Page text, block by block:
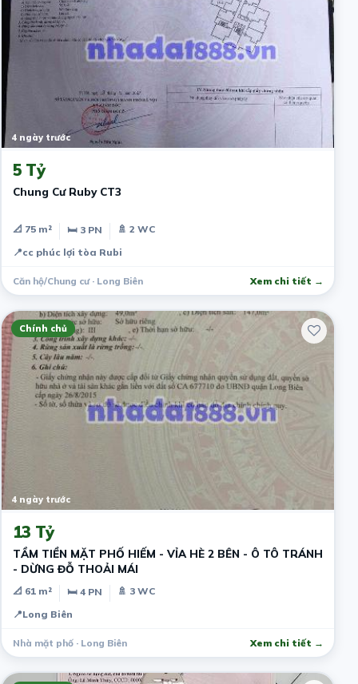
4 ngày trước
5 Tỷ
Chung Cư Ruby CT3
📐 75 m² 🛏 3 PN
🚿 2 WC
📍cc phúc lợi tòa Rubi
Căn hộ/Chung cư · Long Biên Xem chi tiết →
Chính chủ
4 ngày trước
13 Tỷ
TẦM TIỀN MẶT PHỐ HIẾM - VỈA HÈ 2 BÊN - Ô TÔ TRÁNH
- DỪNG ĐỖ THOẢI MÁI
📐 61 m² 🛏 4 PN
🚿 3 WC
📍Long Biên
Nhà mặt phố · Long Biên Xem chi tiết →